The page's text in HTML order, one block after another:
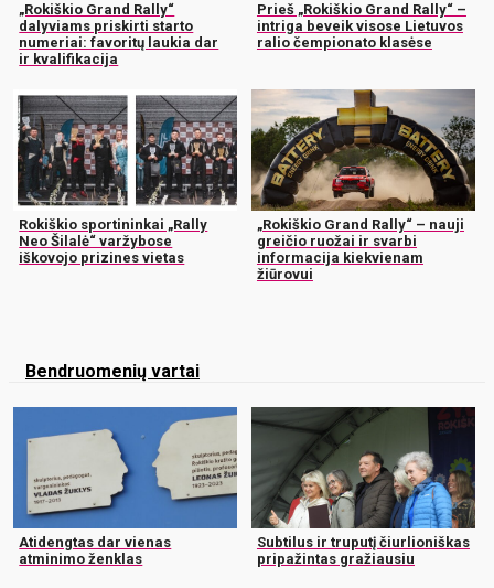
„Rokiškio Grand Rally“
dalyviams priskirti starto
numeriai: favoritų laukia dar
ir kvalifikacija
Prieš „Rokiškio Grand Rally“ –
intriga beveik visose Lietuvos
ralio čempionato klasėse
Rokiškio sportininkai „Rally
Neo Šilalė“ varžybose
iškovojo prizines vietas
„Rokiškio Grand Rally“ – nauji
greičio ruožai ir svarbi
informacija kiekvienam
žiūrovui
Bendruomenių vartai
Atidengtas dar vienas
atminimo ženklas
Subtilus ir truputį čiurlioniškas
pripažintas gražiausiu